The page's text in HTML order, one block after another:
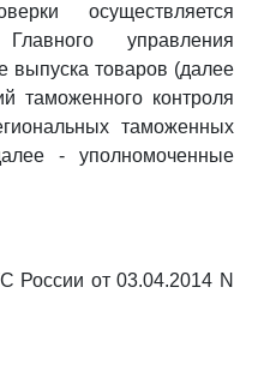
осуществляется
управления
выпуска товаров (далее
таможенного контроля
таможенных
- уполномоченные
России от 03.04.2014 N